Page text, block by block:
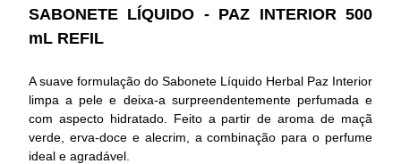
SABONETE LÍQUIDO - PAZ INTERIOR 500
mL REFIL
A suave formulação do Sabonete Líquido Herbal Paz Interior
limpa a pele e deixa-a surpreendentemente perfumada e
com aspecto hidratado. Feito a partir de aroma de maçã
verde, erva-doce e alecrim, a combinação para o perfume
ideal e agradável.